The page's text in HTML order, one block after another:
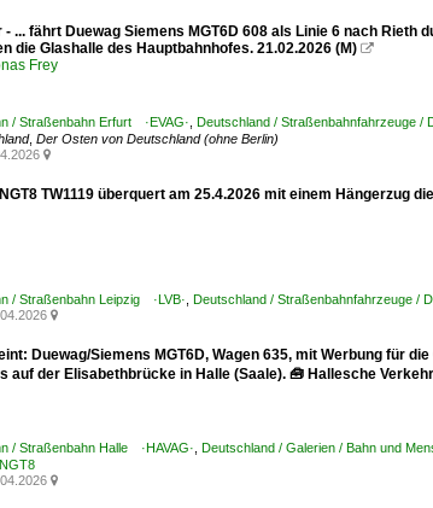
- ... fährt Duewag Siemens MGT6D 608 als Linie 6 nach
die Glashalle des Hauptbahnhofes. 21.02.2026 (M) 
Frey
/ Straßenbahn Erfurt ·EVAG· Deutschland / Straßenbahnfahrzeuge /
, Der Osten von Deutschland (ohne Berlin)

TW1119 überquert am 25.4.2026 mit einem Hängerzug
/ Straßenbahn Leipzig ·LVB· Deutschland / Straßenbahnfahrzeuge /

Duewag/Siemens MGT6D, Wagen 635, mit Werbung für
auf der Elisabethbrücke in Halle (Saale). 🧰 Hallesche
/ Straßenbahn Halle ·HAVAG· Deutschland / Galerien / Bahn und
